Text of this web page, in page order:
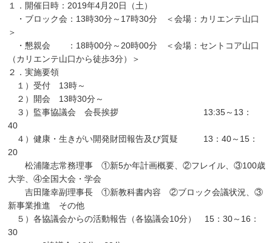
１．開催日時：2019年4月20日（土）
・ブロック会：13時30分～17時30分 ＜会場：カリエンテ山口
＞
・懇親会 ：18時00分～20時00分 ＜会場：セントコア山口
（カリエンテ山口から徒歩3分）＞
２．実施要領
１）受付 13時～
２）開会 13時30分～
３）監事協議会 会長挨拶 13:35～13：
40
４）健康・生きがい開発財団報告及び質疑 13：40～15：
20
松浦隆志常務理事 ①新5か年計画概要、②フレイル、③100歳
大学、④全国大会・学会
吉田隆幸副理事長 ①新教科書内容 ②ブロック会議状況、③
新事業推進 その他
５）各協議会からの活動報告（各協議会10分） 15：30～16：
30